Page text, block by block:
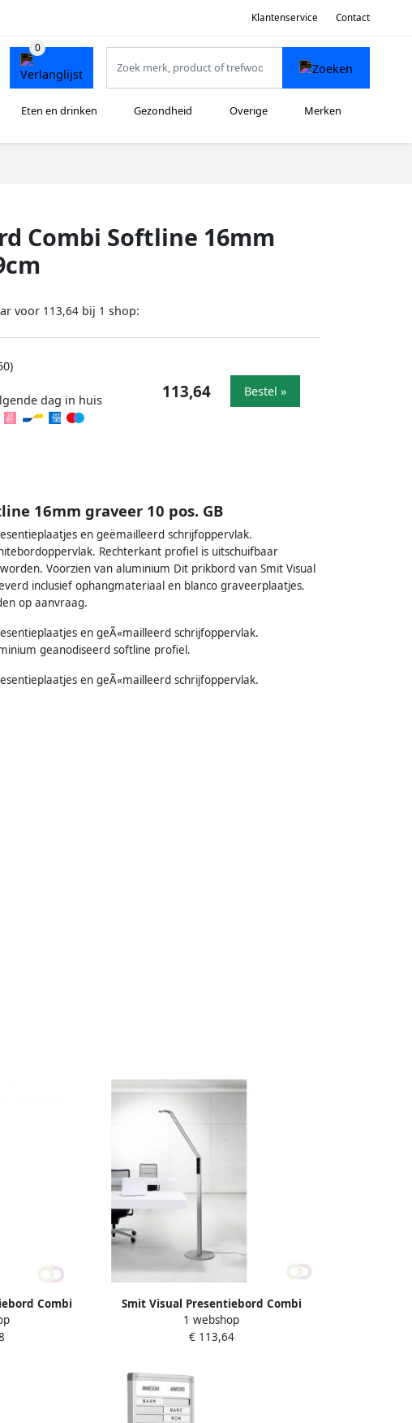
Klantenservice Contact
Eten en drinken Gezondheid Overige Merken
Combi Softline 16mm
voor 113,64 bij 1 shop:
dag in huis
113,64 Bestel »
16mm graveer 10 pos. GB
en geëmailleerd schrijfoppervlak.
Rechterkant profiel is uitschuifbaar
Voorzien van aluminium Dit prikbord van Smit Visual
inclusief ophangmateriaal en blanco graveerplaatjes.
op aanvraag.
en geÃ«mailleerd schrijfoppervlak.
geanodiseerd softline profiel.
en geÃ«mailleerd schrijfoppervlak.
Combi
20 pos. DE
Smit Visual Presentiebord Combi
Softline 16mm graveer 10 pos. DE
24x29cm
1 webshop
€ 113,64